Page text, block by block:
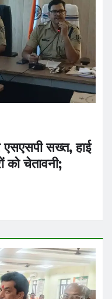
सख्त, हाई
को चेतावनी;